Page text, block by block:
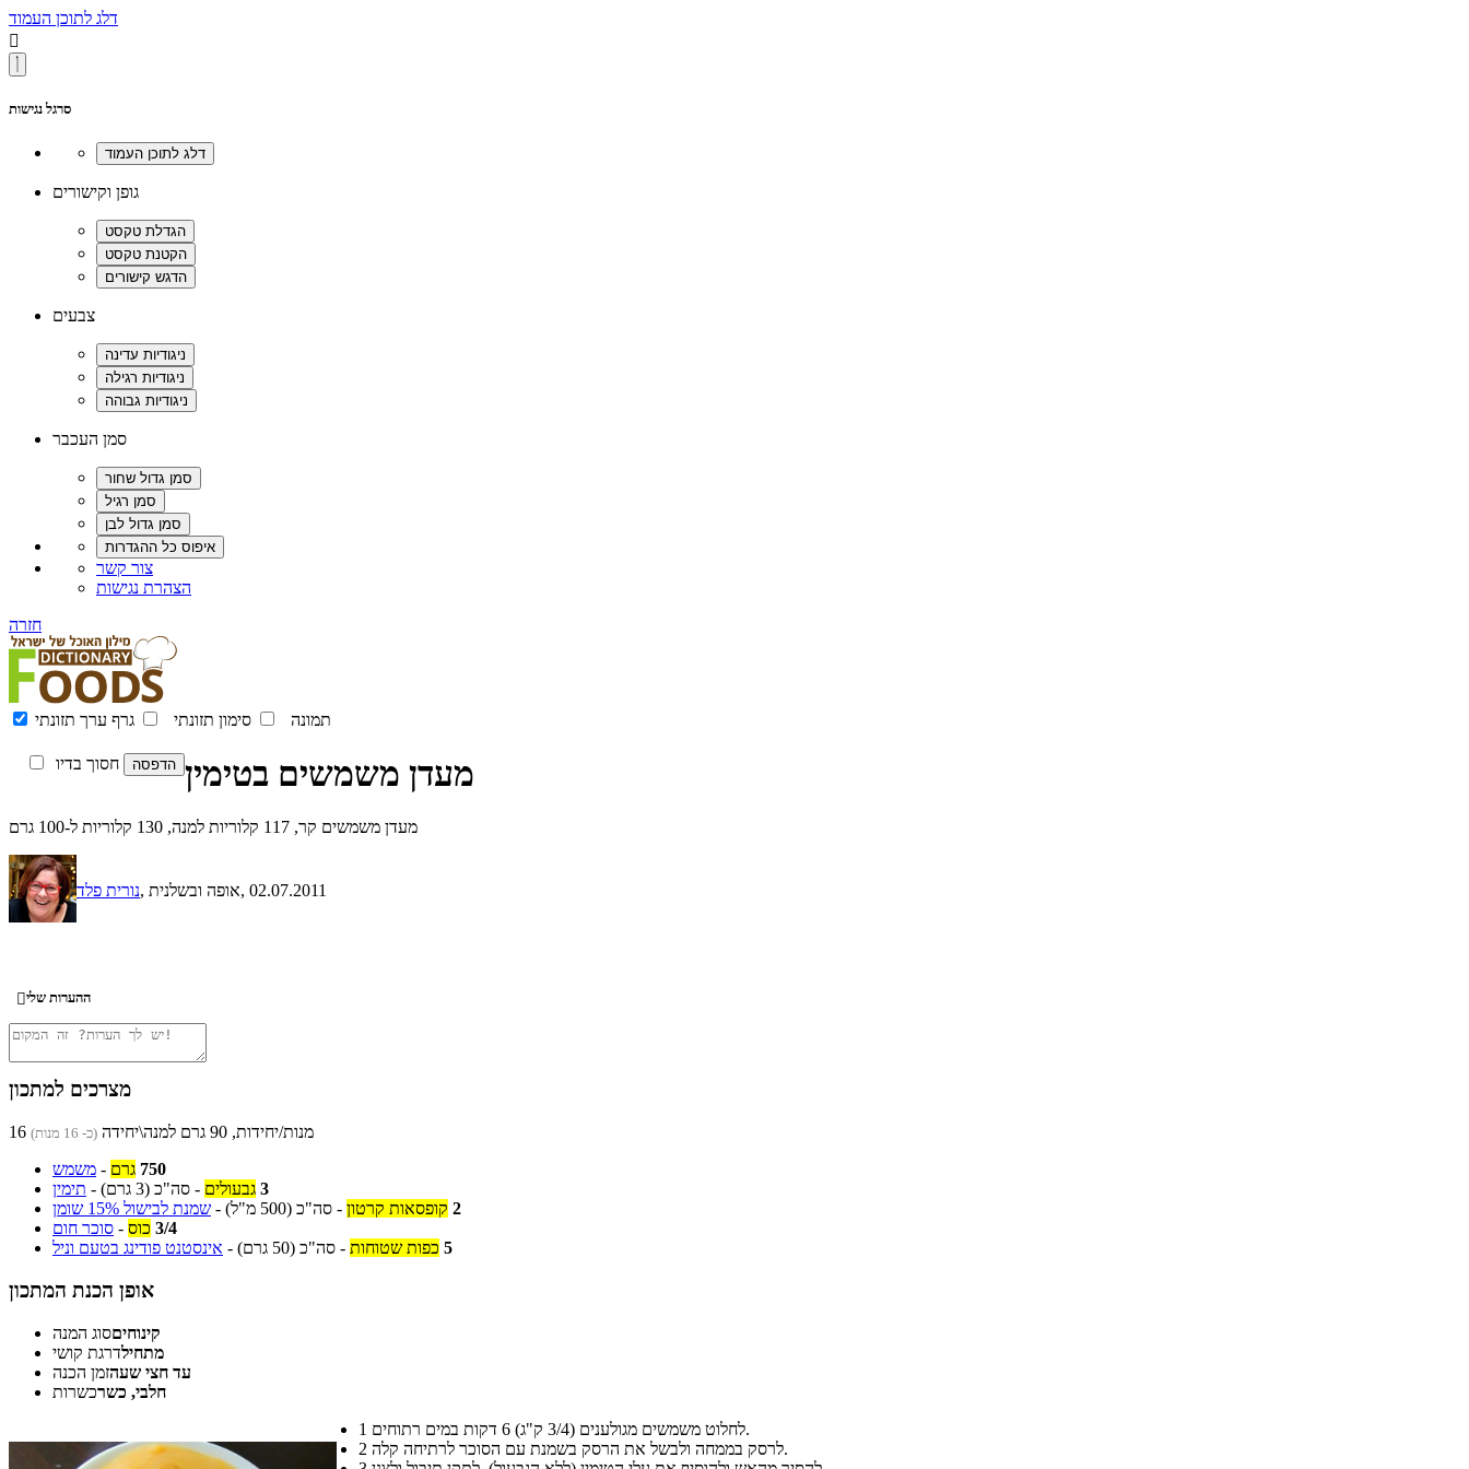
דלג לתוכן העמוד

סרגל נגישות
גופן וקישורים
צבעים
סמן העכבר
צור קשר
הצהרת נגישות
חזרה
תמונה סימון תזונתי גרף ערך תזונתי
חסוך בדיו מעדן משמשים בטימין
מעדן משמשים קר, 117 קלוריות למנה, 130 קלוריות ל-100 גרם
נורית פלד , אופה ובשלנית, 02.07.2011
ההערות שלי
מצרכים למתכון
16 מנות/יחידות, 90 גרם למנה\יחידה (כ- 16 מנות)
משמש - 750 גרם
תימין - 3 גבעולים - סה"כ (3 גרם)
שמנת לבישול 15% שומן - 2 קופסאות קרטון - סה"כ (500 מ"ל)
סוכר חום - 3/4 כוס
אינסטנט פודינג בטעם וניל - 5 כפות שטוחות - סה"כ (50 גרם)
אופן הכנת המתכון
קינוחיםסוג המנה
מתחילדרגת קושי
עד חצי שעהזמן הכנה
חלבי, כשרכשרות
1
לחלוט משמשים מגולענים (3/4 ק"ג) 6 דקות במים רתוחים.
2
לרסק בממחה ולבשל את הרסק בשמנת עם הסוכר לרתיחה קלה.